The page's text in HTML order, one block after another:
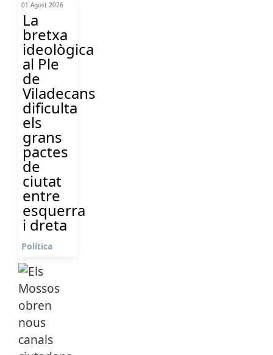
01 Agost 2026
La
bretxa
ideològica
al Ple
de
Viladecans
dificulta
els
grans
pactes
de
ciutat
entre
esquerra
i dreta
Política